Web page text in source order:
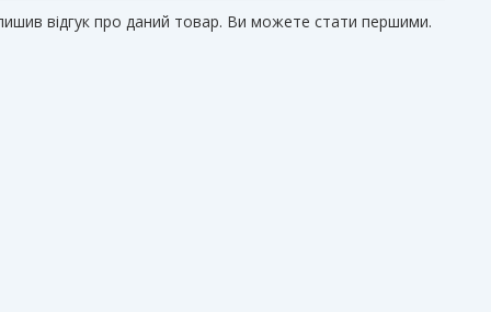
відгук про даний товар. Ви можете стати першими.